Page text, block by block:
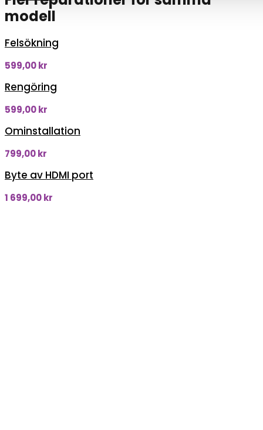
modell
Felsökning
599,00kr
Rengöring
599,00kr
Ominstallation
799,00kr
Byte av HDMI port
1 699,00kr